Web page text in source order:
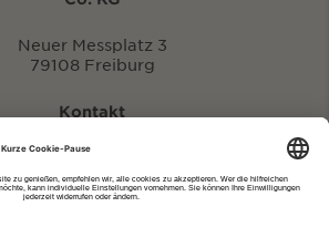
Neuer Messplatz 3
79108 Freiburg
Kontakt
eventportal@fwtm.de